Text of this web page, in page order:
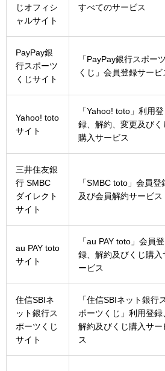
じオフィシ
ャルサイト
すべてのサービス
PayPay銀
行スポーツ
くじサイト
「PayPay銀行スポーツ
くじ」会員登録サービ
Yahoo! toto
サイト
「Yahoo! toto」利用登
録、解約、変更及びく
購入サービス
三井住友銀
行 SMBC
ダイレクト
サイト
「SMBC toto」会員登
及び会員解約サービス
au PAY toto
サイト
「au PAY toto」会員登
録、解約及びくじ購入
ービス
住信SBIネ
ット銀行ス
ポーツくじ
サイト
「住信SBIネット銀行
ポーツくじ」利用登録
解約及びくじ購入サー
ス